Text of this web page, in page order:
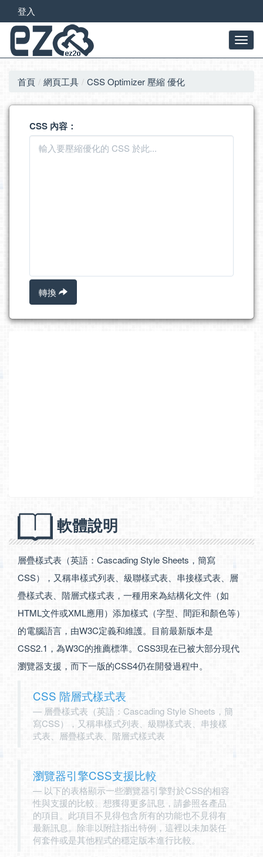
登入
首頁 網頁工具 CSS Optimizer 壓縮 優化
CSS 內容：
轉換
軟體說明
層疊樣式表（英語：Cascading Style Sheets，簡寫
CSS），又稱串樣式列表、級聯樣式表、串接樣式表、層
疊樣式表、階層式樣式表，一種用來為結構化文件（如
HTML文件或XML應用）添加樣式（字型、間距和顏色等）
的電腦語言，由W3C定義和維護。目前最新版本是
CSS2.1，為W3C的推薦標準。CSS3現在已被大部分現代
瀏覽器支援，而下一版的CSS4仍在開發過程中。
CSS 階層式樣式表
層疊樣式表（英語：Cascading Style Sheets，簡
寫CSS），又稱串樣式列表、級聯樣式表、串接樣
式表、層疊樣式表、階層式樣式表
瀏覽器引擎CSS支援比較
以下的表格顯示一些瀏覽器引擎對於CSS的相容
性與支援的比較。想獲得更多訊息，請參照各產品
的項目。此項目不見得包含所有的功能也不見得有
最新訊息。除非以附註指出特例，這裡以未加裝任
何套件或是其他程式的穩定版本進行比較。